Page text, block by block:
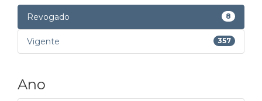
Revogado 8
Vigente 357
Ano